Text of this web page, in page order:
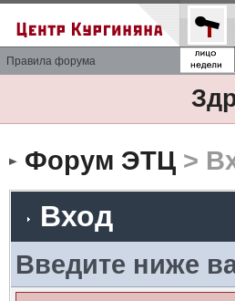
Правила форума
Форум ЭТЦ>
Вход
Введите ниже